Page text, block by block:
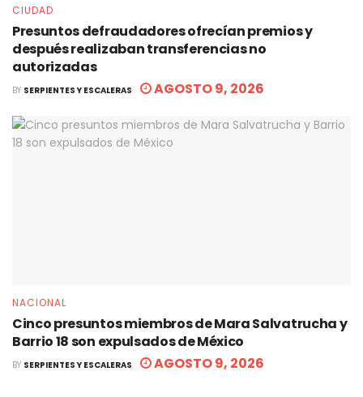
CIUDAD
Presuntos defraudadores ofrecían premios y
después realizaban transferencias no
autorizadas
BY SERPIENTES Y ESCALERAS AGOSTO 9, 2026
NACIONAL
Cinco presuntos miembros de Mara Salvatrucha y
Barrio 18 son expulsados de México
BY SERPIENTES Y ESCALERAS AGOSTO 9, 2026